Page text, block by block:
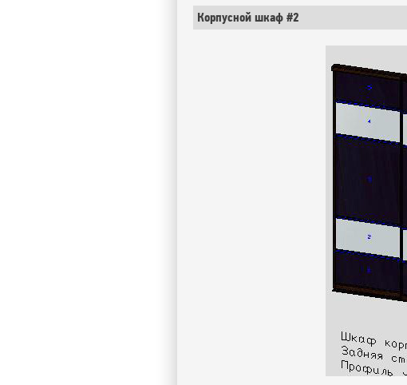
Корпусной шкаф #2